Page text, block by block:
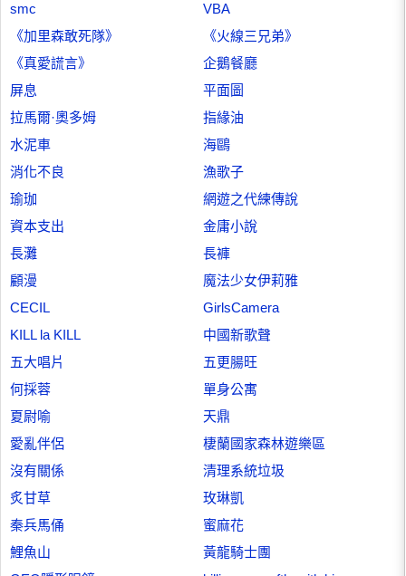
smc
VBA
《加里森敢死隊》
《火線三兄弟》
《真愛謊言》
企鵝餐廳
屏息
平面圖
拉馬爾·奧多姆
指緣油
水泥車
海鷗
消化不良
漁歌子
瑜珈
網遊之代練傳說
資本支出
金庸小說
長灘
長褲
顧漫
魔法少女伊莉雅
CECIL
GirlsCamera
KILL la KILL
中國新歌聲
五大唱片
五更腸旺
何採蓉
單身公寓
夏尉喻
天鼎
愛亂伴侶
棲蘭國家森林遊樂區
沒有關係
清理系統垃圾
炙甘草
玫琳凱
秦兵馬俑
蜜麻花
鯉魚山
黃龍騎士團